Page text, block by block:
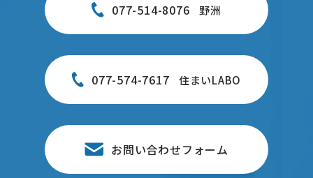
077-514-8076 野洲
077-574-7617 住まいLABO
お問い合わせフォーム